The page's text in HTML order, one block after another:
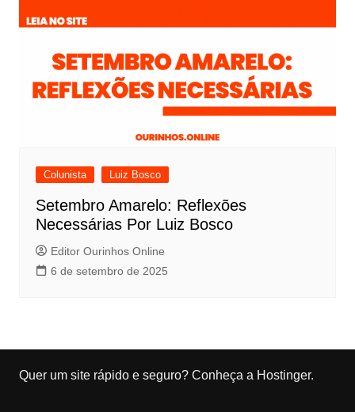
Colunista Luiz Bosco
Setembro Amarelo: Reflexões
Necessárias Por Luiz Bosco
Editor Ourinhos Online
6 de setembro de 2025
Quer um site rápido e seguro? Conheça a Hostinger.